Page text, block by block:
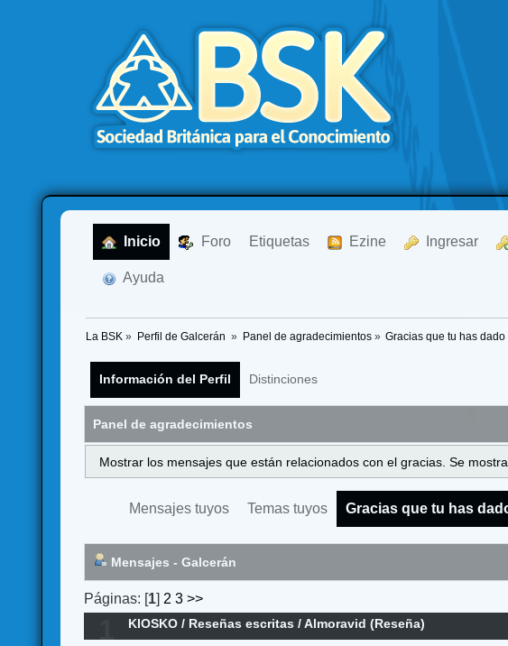
Inicio Foro Etiquetas Ezine Ingresar
Ayuda
La BSK » Perfil de Galcerán » Panel de agradecimientos» Gracias que tu has
Información del Perfil Distinciones
Panel de agradecimientos
Mostrar los mensajes que están relacionados con el gracias. Se
Mensajes tuyos Temas tuyos Gracias que tu has
Mensajes - Galcerán
Páginas: [1] 2 3 >>
KIOSKO / Reseñas escritas /Almoravid (Reseña)